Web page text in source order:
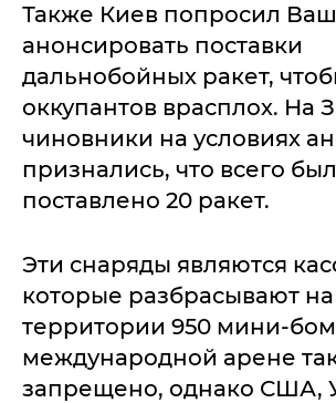
Также Киев попросил
анонсировать поставки
дальнобойных ракет,
оккупантов врасплох. На
чиновники на условиях
признались, что всего
поставлено 20 ракет.
Эти снаряды являются
которые разбрасывают
территории 950 мини-
международной арене
запрещено, однако США,